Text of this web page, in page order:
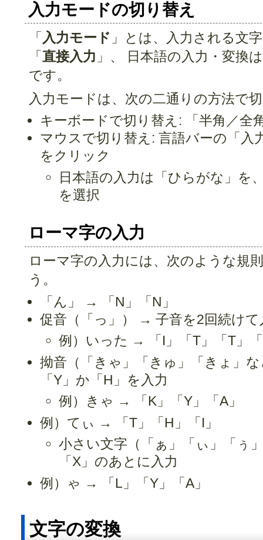
入力モードの切り替え
「入力モード 」とは、入力される文
「直接入力 」、 日本語の入力・変換
です。
入力モードは、次の二通りの方法で
キーボードで切り替え: 「半角／全
マウスで切り替え: 言語バーの「入
をクリック
日本語の入力は「ひらがな」を
を選択
ローマ字の入力
ローマ字の入力には、次のような規
う。
「ん」 → 「N」「N」
促音（「っ」） → 子音を2回続けて
例）いった → 「I」「T」「T」
拗音（「きゃ」「きゅ」「きょ」
「Y」か「H」を入力
例）きゃ → 「K」「Y」「A」
例）てぃ → 「T」「H」「I」
小さい文字（「ぁ」「ぃ」「ぅ
「X」のあとに入力
例）ゃ → 「L」「Y」「A」
文字の変換